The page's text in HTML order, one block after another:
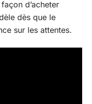
d’acheter
dès que le
sur les attentes.